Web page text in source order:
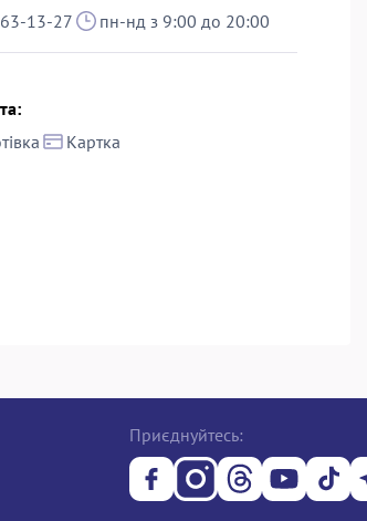
13-27
пн-нд з 9:00 до 20:00
Картка
Приєднуйтесь: